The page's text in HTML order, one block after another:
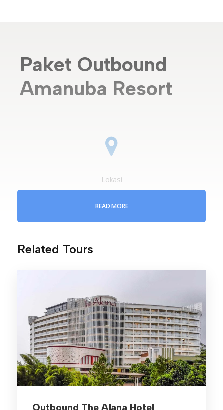
Paket Outbound
Amanuba Resort
Lokasi
Bogor, Cisadane
30
Tipe
Aktivitas Team Building
READ MORE
Related Tours
Outbound The Alana Hotel